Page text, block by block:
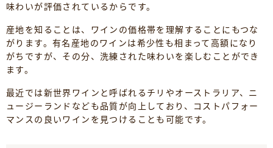
味わいが評価されているからです。
産地を知ることは、ワインの価格帯を理解することにもつな
がります。有名産地のワインは希少性も相まって高額になり
がちですが、その分、洗練された味わいを楽しむことができ
ます。
最近では新世界ワインと呼ばれるチリやオーストラリア、ニ
ュージーランドなども品質が向上しており、コストパフォー
マンスの良いワインを見つけることも可能です。